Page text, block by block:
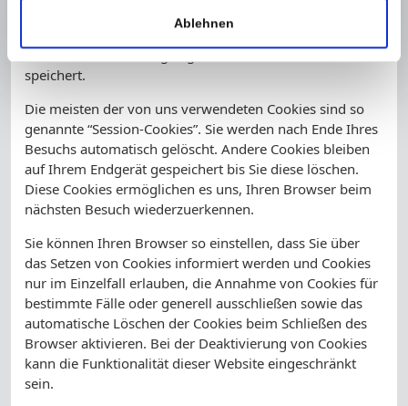
Ablehnen
dazu, unser Angebot nutzerfreundlicher, effektiver und
sicherer zu machen. Cookies sind kleine Textdateien, die
auf Ihrem Rechner abgelegt werden und die Ihr Browser
speichert.
Die meisten der von uns verwendeten Cookies sind so
genannte “Session-Cookies”. Sie werden nach Ende Ihres
Besuchs automatisch gelöscht. Andere Cookies bleiben
auf Ihrem Endgerät gespeichert bis Sie diese löschen.
Diese Cookies ermöglichen es uns, Ihren Browser beim
nächsten Besuch wiederzuerkennen.
Sie können Ihren Browser so einstellen, dass Sie über
das Setzen von Cookies informiert werden und Cookies
nur im Einzelfall erlauben, die Annahme von Cookies für
bestimmte Fälle oder generell ausschließen sowie das
automatische Löschen der Cookies beim Schließen des
Browser aktivieren. Bei der Deaktivierung von Cookies
kann die Funktionalität dieser Website eingeschränkt
sein.